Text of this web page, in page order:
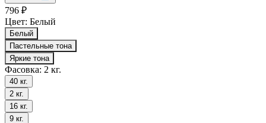
796 ₽
Цвет: Белый
Белый
Пастельные тона
Яркие тона
Фасовка: 2 кг.
40 кг.
2 кг.
16 кг.
9 кг.